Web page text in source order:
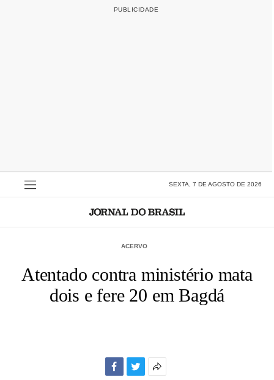
SEXTA, 7 DE AGOSTO DE 2026
ACERVO
Atentado contra ministério mata
dois e fere 20 em Bagdá